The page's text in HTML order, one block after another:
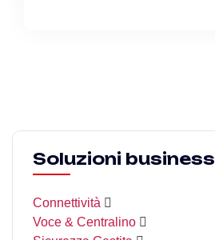
Soluzioni business
Connettività
Voce & Centralino